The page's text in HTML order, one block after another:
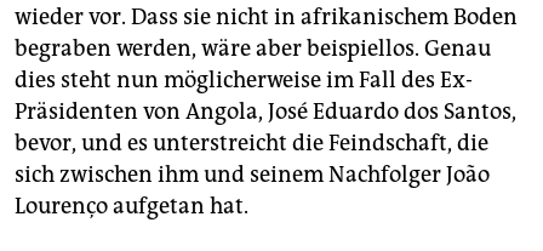
genossenschaft
epaper login
wieder vor. Dass sie nicht in afrikanischem Boden
begraben werden, wäre aber beispiellos. Genau
dies steht nun möglicherweise im Fall des Ex-
Präsidenten von Angola, José Eduar­do dos Santos,
bevor, und es unterstreicht die Feindschaft, die
sich zwischen ihm und seinem Nachfolger João
Lourenço aufgetan hat.